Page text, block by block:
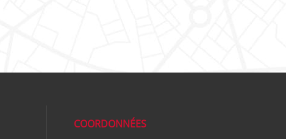
COORDONNÉES